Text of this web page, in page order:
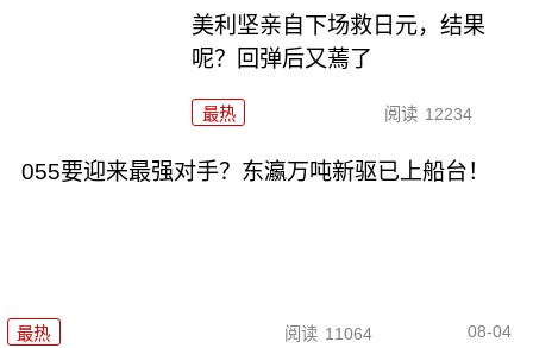
美利坚亲自下场救日元，结果
呢？回弹后又蔫了
最热 阅读 12234
055要迎来最强对手？东瀛万吨新驱已上船台！
最热 阅读 11064 08-04